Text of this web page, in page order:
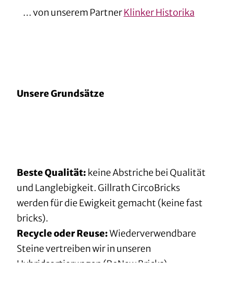
… von unserem PartnerKlinker Historika
Unsere Grundsätze
Beste Qualität: keine Abstriche bei Qualität
und Langlebigkeit. Gillrath CircoBricks
werden für die Ewigkeit gemacht (keine fast
bricks).
Recycle oder Reuse:Wiederverwendbare
Steine vertreiben wir in unseren
Hybridsortierungen (ReNew Bricks).